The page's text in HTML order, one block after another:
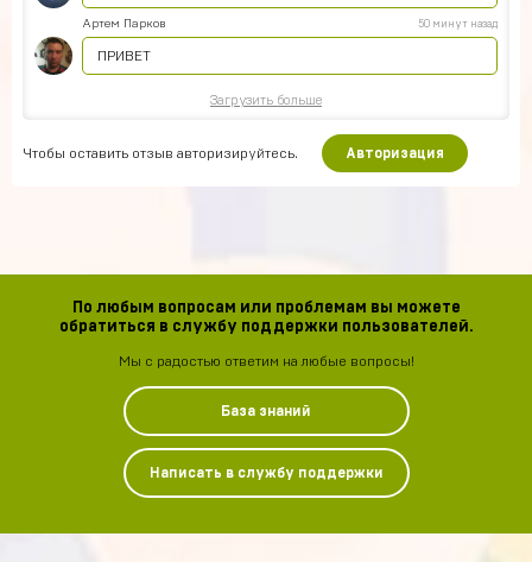
Артем Парков 50 минут назад
ПРИВЕТ
Загрузить больше
Чтобы оставить отзыв авторизируйтесь. Авторизация
По любым вопросам или проблемам вы можете
обратиться в службу поддержки пользователей.
Мы с радостью ответим на любые вопросы!
База знаний
Написать в службу поддержки